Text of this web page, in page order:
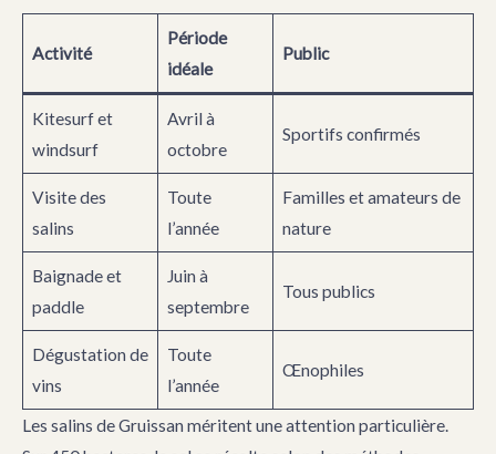
Activité
Période
idéale
Public
Kitesurf et
windsurf
Avril à
octobre
Sportifs confirmés
Visite des
salins
Toute
l’année
Familles et amateurs de
nature
Baignade et
paddle
Juin à
septembre
Tous publics
Dégustation de
vins
Toute
l’année
Œnophiles
Les salins de Gruissan méritent une attention particulière.